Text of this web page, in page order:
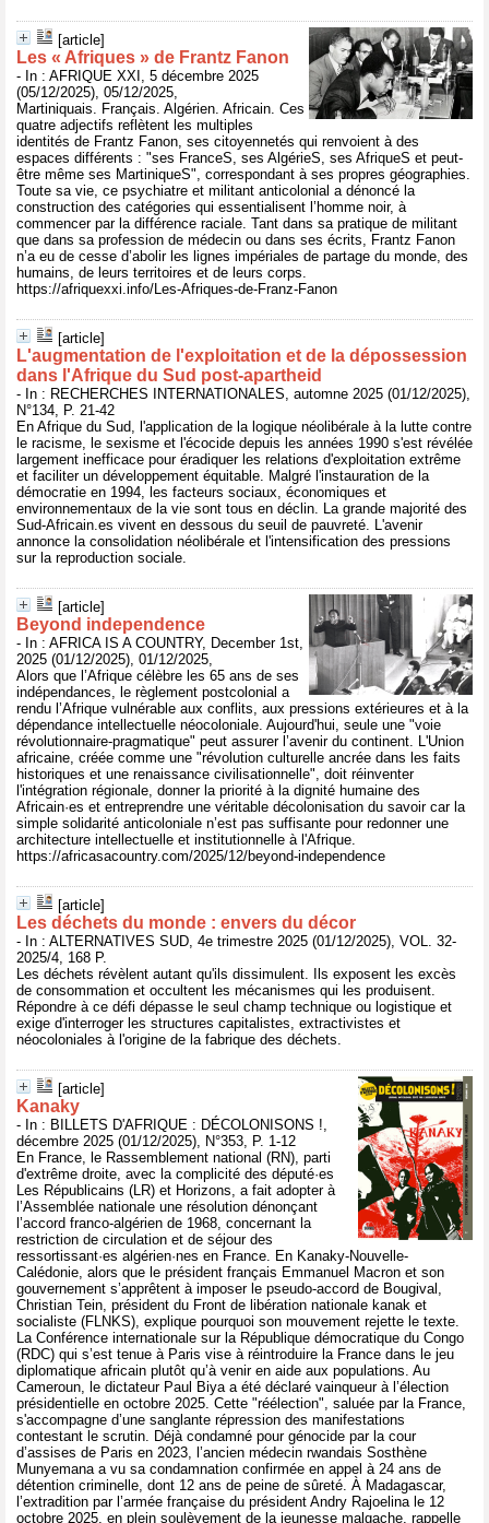
[article]
Les « Afriques » de Frantz Fanon
- In : AFRIQUE XXI, 5 décembre 2025
(05/12/2025), 05/12/2025,
Martiniquais. Français. Algérien. Africain. Ces
quatre adjectifs reflètent les multiples
identités de Frantz Fanon, ses citoyennetés qui renvoient à des
espaces différents : "ses FranceS, ses AlgérieS, ses AfriqueS et peut-
être même ses MartiniqueS", correspondant à ses propres géographies.
Toute sa vie, ce psychiatre et militant anticolonial a dénoncé la
construction des catégories qui essentialisent l’homme noir, à
commencer par la différence raciale. Tant dans sa pratique de militant
que dans sa profession de médecin ou dans ses écrits, Frantz Fanon
n’a eu de cesse d’abolir les lignes impériales de partage du monde, des
humains, de leurs territoires et de leurs corps.
https://afriquexxi.info/Les-Afriques-de-Franz-Fanon
[article]
L'augmentation de l'exploitation et de la dépossession
dans l'Afrique du Sud post-apartheid
- In : RECHERCHES INTERNATIONALES, automne 2025 (01/12/2025),
N°134, P. 21-42
En Afrique du Sud, l'application de la logique néolibérale à la lutte contre
le racisme, le sexisme et l'écocide depuis les années 1990 s'est révélée
largement inefficace pour éradiquer les relations d'exploitation extrême
et faciliter un développement équitable. Malgré l'instauration de la
démocratie en 1994, les facteurs sociaux, économiques et
environnementaux de la vie sont tous en déclin. La grande majorité des
Sud-Africain.es vivent en dessous du seuil de pauvreté. L'avenir
annonce la consolidation néolibérale et l'intensification des pressions
sur la reproduction sociale.
[article]
Beyond independence
- In : AFRICA IS A COUNTRY, December 1st,
2025 (01/12/2025), 01/12/2025,
Alors que l’Afrique célèbre les 65 ans de ses
indépendances, le règlement postcolonial a
rendu l’Afrique vulnérable aux conflits, aux pressions extérieures et à la
dépendance intellectuelle néocoloniale. Aujourd'hui, seule une "voie
révolutionnaire-pragmatique" peut assurer l’avenir du continent. L'Union
africaine, créée comme une "révolution culturelle ancrée dans les faits
historiques et une renaissance civilisationnelle", doit réinventer
l'intégration régionale, donner la priorité à la dignité humaine des
Africain·es et entreprendre une véritable décolonisation du savoir car la
simple solidarité anticoloniale n’est pas suffisante pour redonner une
architecture intellectuelle et institutionnelle à l'Afrique.
https://africasacountry.com/2025/12/beyond-independence
[article]
Les déchets du monde : envers du décor
- In : ALTERNATIVES SUD, 4e trimestre 2025 (01/12/2025), VOL. 32-
2025/4, 168 P.
Les déchets révèlent autant qu'ils dissimulent. Ils exposent les excès
de consommation et occultent les mécanismes qui les produisent.
Répondre à ce défi dépasse le seul champ technique ou logistique et
exige d'interroger les structures capitalistes, extractivistes et
néocoloniales à l'origine de la fabrique des déchets.
[article]
Kanaky
- In : BILLETS D'AFRIQUE : DÉCOLONISONS !,
décembre 2025 (01/12/2025), N°353, P. 1-12
En France, le Rassemblement national (RN), parti
d'extrême droite, avec la complicité des député·es
Les Républicains (LR) et Horizons, a fait adopter à
l’Assemblée nationale une résolution dénonçant
l’accord franco-algérien de 1968, concernant la
restriction de circulation et de séjour des
ressortissant·es algérien·nes en France. En Kanaky-Nouvelle-
Calédonie, alors que le président français Emmanuel Macron et son
gouvernement s’apprêtent à imposer le pseudo-accord de Bougival,
Christian Tein, président du Front de libération nationale kanak et
socialiste (FLNKS), explique pourquoi son mouvement rejette le texte.
La Conférence internationale sur la République démocratique du Congo
(RDC) qui s’est tenue à Paris vise à réintroduire la France dans le jeu
diplomatique africain plutôt qu’à venir en aide aux populations. Au
Cameroun, le dictateur Paul Biya a été déclaré vainqueur à l’élection
présidentielle en octobre 2025. Cette "réélection", saluée par la France,
s'accompagne d’une sanglante répression des manifestations
contestant le scrutin. Déjà condamné pour génocide par la cour
d’assises de Paris en 2023, l’ancien médecin rwandais Sosthène
Munyemana a vu sa condamnation confirmée en appel à 24 ans de
détention criminelle, dont 12 ans de peine de sûreté. À Madagascar,
l’extradition par l’armée française du président Andry Rajoelina le 12
octobre 2025, en plein soulèvement de la jeunesse malgache, rappelle